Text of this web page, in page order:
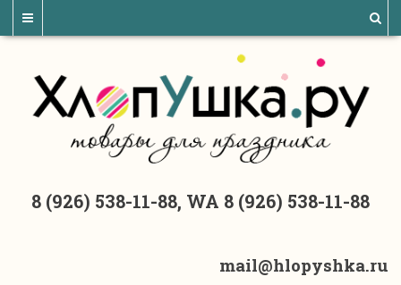
8 (926) 538-11-88, WA 8 (926) 538-11-88
mail@hlopyshka.ru